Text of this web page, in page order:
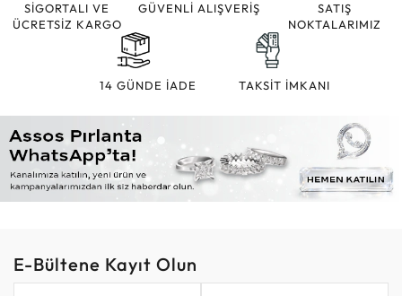
SİGORTALI VE
ÜCRETSİZ KARGO
GÜVENLİ ALIŞVERİŞ
SATIŞ
NOKTALARIMIZ
14 GÜNDE İADE TAKSİT İMKANI
E-Bültene Kayıt Olun